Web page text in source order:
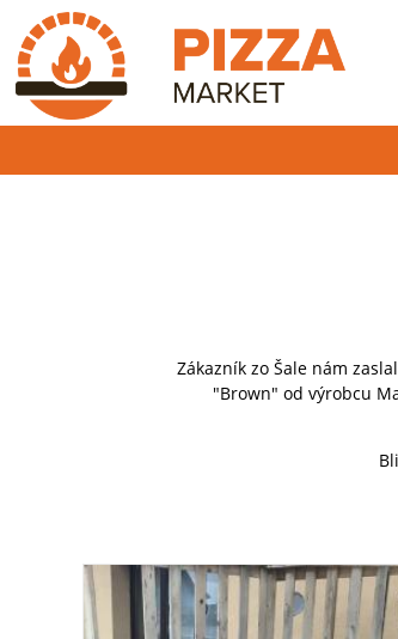
Zákazník zo Šale nám
"Brown" od výrobcu